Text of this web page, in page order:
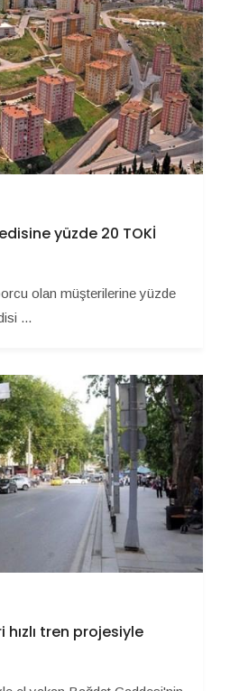
yüzde 20 TOKİ
olan müşterilerine yüzde
...
tren projesiyle